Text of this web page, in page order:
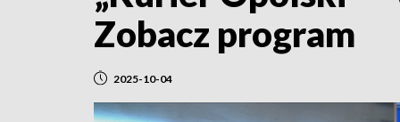
Zobacz program
2025-10-04